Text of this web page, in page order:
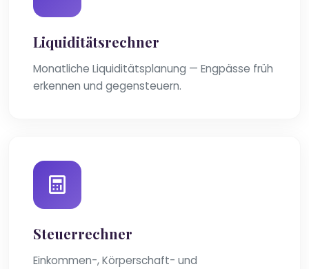
Liquiditätsrechner
Monatliche Liquiditätsplanung — Engpässe früh
erkennen und gegensteuern.
Steuerrechner
Einkommen-, Körperschaft- und